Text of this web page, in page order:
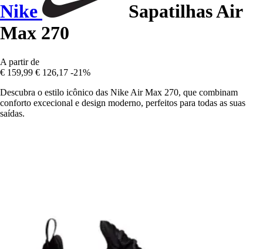
Nike
Sapatilhas Air
Max 270
A partir de
€ 159,99 € 126,17 -21%
Descubra o estilo icônico das Nike Air Max 270, que combinam
conforto excecional e design moderno, perfeitos para todas as suas
saídas.